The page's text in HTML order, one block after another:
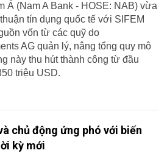
Á (Nam A Bank - HOSE: NAB) vừa
tín dụng quốc tế với SIFEM
vốn từ các quỹ do
AG quản lý, nâng tổng quy mô
này thu hút thành công từ đầu
triệu USD.
chủ động ứng phó với biến
kỳ mới